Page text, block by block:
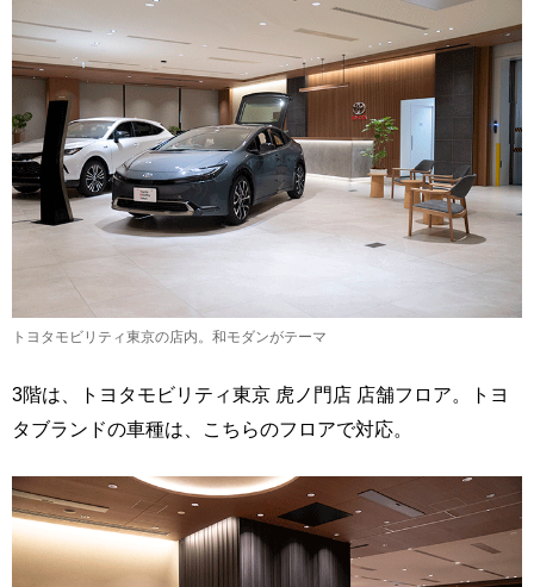
トヨタモビリティ東京の店内。和モダンがテーマ
3階は、トヨタモビリティ東京 虎ノ門店 店舗フロア。トヨ
タブランドの車種は、こちらのフロアで対応。